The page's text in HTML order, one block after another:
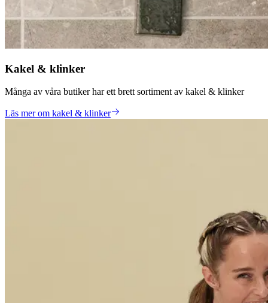
Kakel & klinker
Många av våra butiker har ett brett sortiment av kakel & klinker
Läs mer om kakel & klinker